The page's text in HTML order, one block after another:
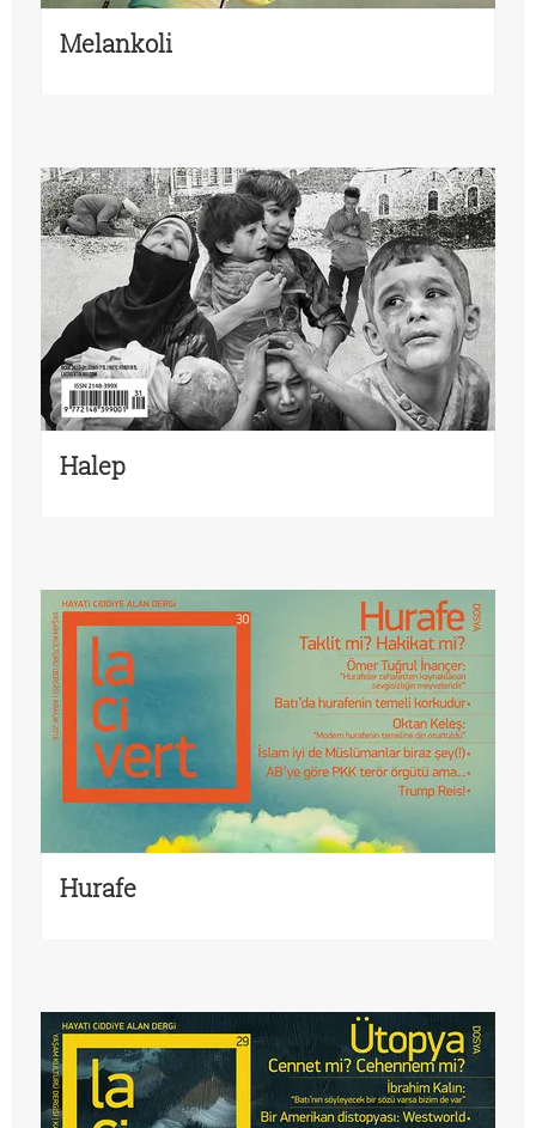
Melankoli
Halep
Hurafe